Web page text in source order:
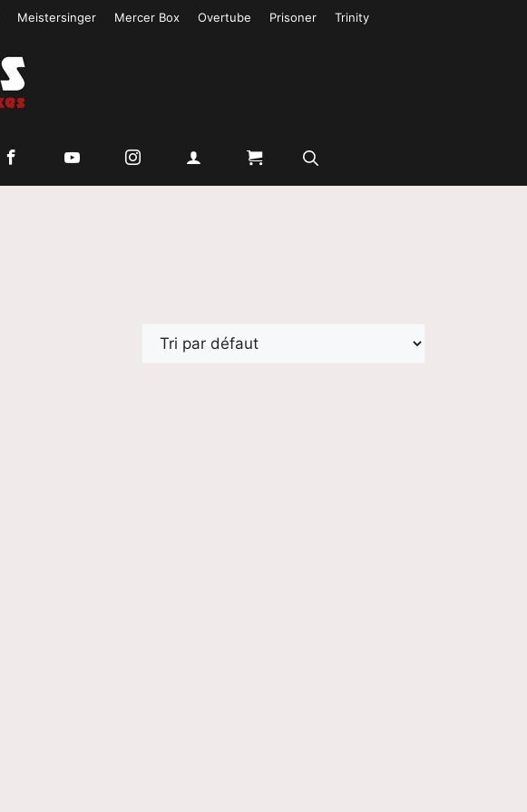
Meistersinger Mercer Box Overtube Prisoner Trinity